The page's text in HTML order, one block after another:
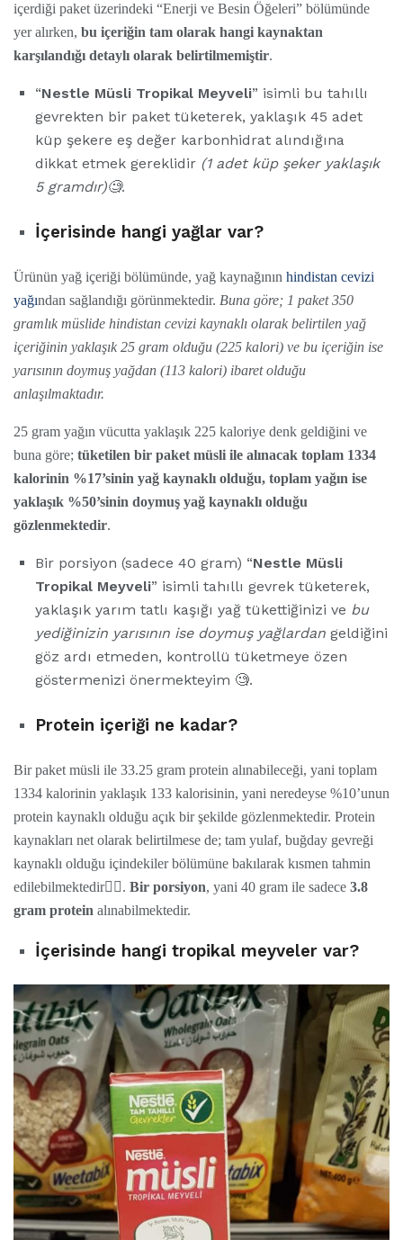
içerdiği paket üzerindeki “Enerji ve Besin Öğeleri” bölümünde
yer alırken, bu içeriğin tam olarak hangi kaynaktan
karşılandığı detaylı olarak belirtilmemiştir.
“Nestle Müsli Tropikal Meyveli” isimli bu tahıllı
gevrekten bir paket tüketerek, yaklaşık 45 adet
küp şekere eş değer karbonhidrat alındığına
dikkat etmek gereklidir (1 adet küp şeker yaklaşık
5 gramdır)🧐.
İçerisinde hangi yağlar var?
Ürünün yağ içeriği bölümünde, yağ kaynağının hindistan cevizi
yağından sağlandığı görünmektedir. Buna göre; 1 paket 350
gramlık müslide hindistan cevizi kaynaklı olarak belirtilen yağ
içeriğinin yaklaşık 25 gram olduğu (225 kalori) ve bu içeriğin ise
yarısının doymuş yağdan (113 kalori) ibaret olduğu
anlaşılmaktadır.
25 gram yağın vücutta yaklaşık 225 kaloriye denk geldiğini ve
buna göre; tüketilen bir paket müsli ile alınacak toplam 1334
kalorinin %17’sinin yağ kaynaklı olduğu, toplam yağın ise
yaklaşık %50’sinin doymuş yağ kaynaklı olduğu
gözlenmektedir.
Bir porsiyon (sadece 40 gram) “Nestle Müsli
Tropikal Meyveli” isimli tahıllı gevrek tüketerek,
yaklaşık yarım tatlı kaşığı yağ tükettiğinizi ve bu
yediğinizin yarısının ise doymuş yağlardan geldiğini
göz ardı etmeden, kontrollü tüketmeye özen
göstermenizi önermekteyim 🧐.
Protein içeriği ne kadar?
Bir paket müsli ile 33.25 gram protein alınabileceği, yani toplam
1334 kalorinin yaklaşık 133 kalorisinin, yani neredeyse %10’unun
protein kaynaklı olduğu açık bir şekilde gözlenmektedir. Protein
kaynakları net olarak belirtilmese de; tam yulaf, buğday gevreği
kaynaklı olduğu içindekiler bölümüne bakılarak kısmen tahmin
edilebilmektedir🤦‍♂. Bir porsiyon, yani 40 gram ile sadece 3.8
gram protein alınabilmektedir.
İçerisinde hangi tropikal meyveler var?